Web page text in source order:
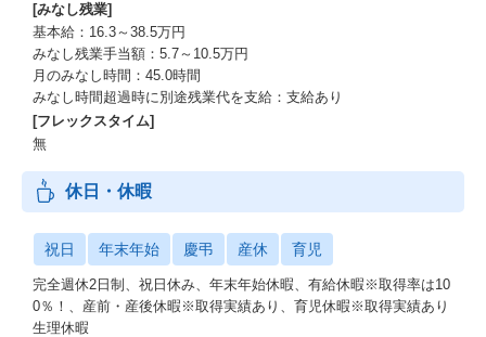
[みなし残業]
基本給：16.3～38.5万円
みなし残業手当額：5.7～10.5万円
月のみなし時間：45.0時間
みなし時間超過時に別途残業代を支給：支給あり
[フレックスタイム]
無
休日・休暇
祝日 年末年始 慶弔 産休 育児
完全週休2日制、祝日休み、年末年始休暇、有給休暇※取得率は10
0％！、産前・産後休暇※取得実績あり、育児休暇※取得実績あり
生理休暇